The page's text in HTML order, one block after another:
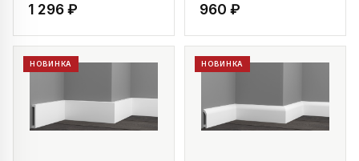
1 296 ₽ 960 ₽
НОВИНКА НОВИНКА